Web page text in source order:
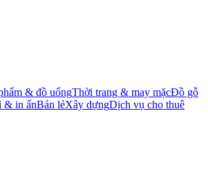
& đồ uốngThời trang & may mặcĐồ gỗ
& in ấnBán lẻXây dựngDịch vụ cho thuê